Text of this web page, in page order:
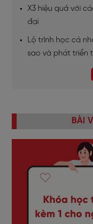
X3 hiệu quả với
đại
Lộ trình học cá
sao và phát triển
BÀI